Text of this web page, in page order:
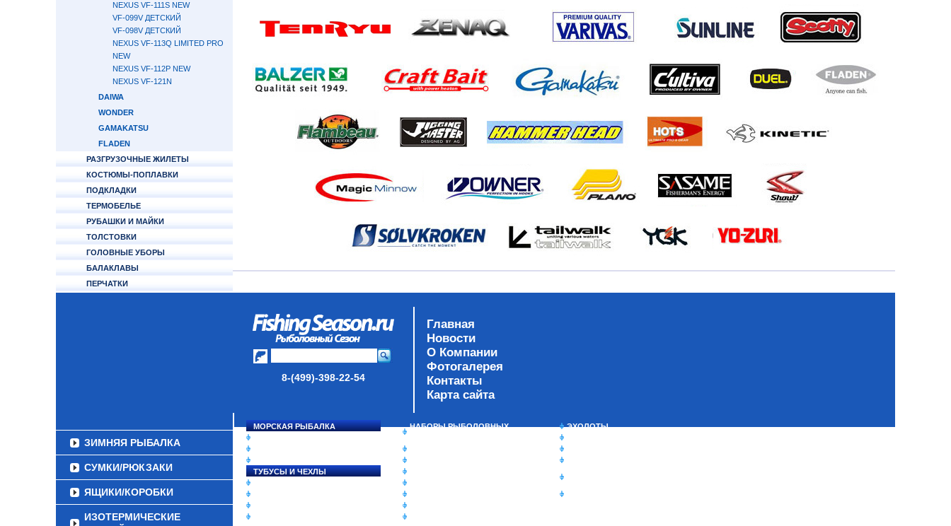
NEXUS VF-111S NEW
VF-099V ДЕТСКИЙ
VF-098V ДЕТСКИЙ
NEXUS VF-113Q LIMITED PRO
NEW
NEXUS VF-112P NEW
NEXUS VF-121N
DAIWA
WONDER
GAMAKATSU
FLADEN
РАЗГРУЗОЧНЫЕ ЖИЛЕТЫ
КОСТЮМЫ-ПОПЛАВКИ
ПОДКЛАДКИ
ТЕРМОБЕЛЬЕ
РУБАШКИ И МАЙКИ
ТОЛСТОВКИ
ГОЛОВНЫЕ УБОРЫ
БАЛАКЛАВЫ
ПЕРЧАТКИ
ЗИМНЯЯ РЫБАЛКА
СУМКИ/РЮКЗАКИ
ЯЩИКИ/КОРОБКИ
ИЗОТЕРМИЧЕСКИЕ
8-(499)-398-22-54
Главная
Новости
О Компании
Фотогалерея
Контакты
Карта сайта
МОРСКАЯ РЫБАЛКА
ТУБУСЫ И ЧЕХЛЫ
НАБОРЫ РЫБОЛОВНЫХ
ЭХОЛОТЫ